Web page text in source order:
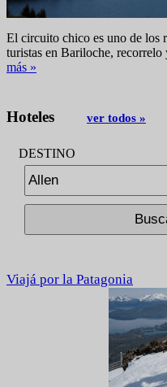
El circuito chico es uno de los
turistas en Bariloche, recorrelo
más »
Hoteles ver todos »
DESTINO
Viajá por la Patagonia